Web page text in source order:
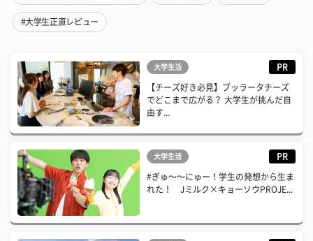
#大学生正直レビュー
大学生活 PR
【チーズ好き必見】ブッラータチーズ
でどこまで広がる？ 大学生が挑んだ自
由す...
大学生活 PR
#ぎゅ〜〜にゅー！学生の発想から生ま
れた！ Jミルク×キョーソウPROJE...